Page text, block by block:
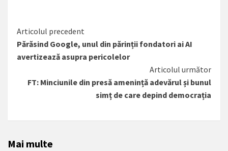
Citește
mai
mult
Articolul precedent
Părăsind Google, unul din părinții fondatori ai AI
avertizează asupra pericolelor
Articolul următor
FT: Minciunile din presă amenință adevărul și bunul
simț de care depind democrația
Mai multe